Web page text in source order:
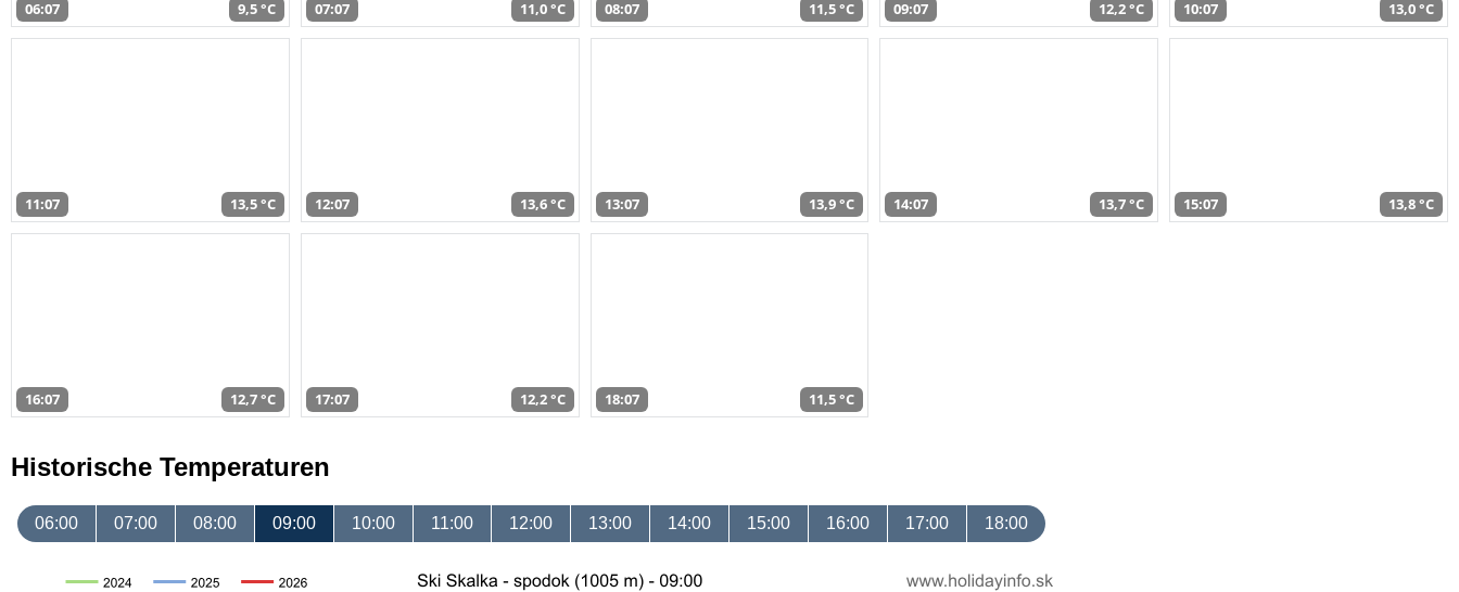
06:07 9,5 °C 07:07 11,0 °C 08:07 11,5 °C 09:07 12,2 °C 10:07 13,0 °C
11:07 13,5 °C 12:07 13,6 °C 13:07 13,9 °C 14:07 13,7 °C 15:07 13,8 °C
16:07 12,7 °C 17:07 12,2 °C 18:07 11,5 °C
Historische Temperaturen
06:00 07:00 08:00 09:00 10:00 11:00 12:00 13:00 14:00 15:00 16:00 17:00 18:00